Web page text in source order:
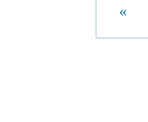
«